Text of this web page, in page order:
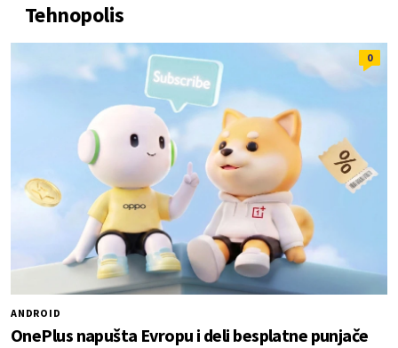
Tehnopolis
0
ANDROID
OnePlus napušta Evropu i deli besplatne punjače